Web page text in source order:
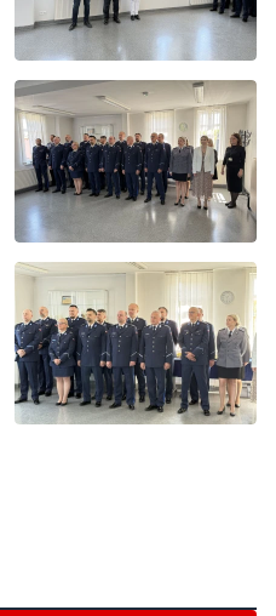
regionie? Chcecie
tematem? Czekamy na
kontaktować się z naszą